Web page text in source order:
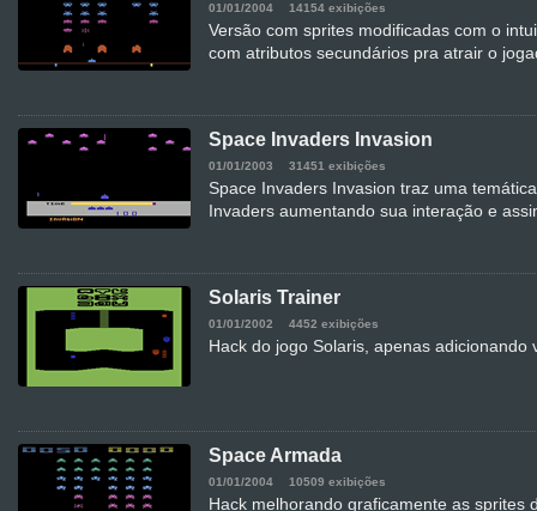
01/01/2004 14154 exibições
Versão com sprites modificadas com o
com atributos secundários pra atrair o
Space Invaders Invasion
01/01/2003 31451 exibições
Space Invaders Invasion traz uma
Invaders aumentando sua interação e
Solaris Trainer
01/01/2002 4452 exibições
Hack do jogo Solaris, apenas adicionando
Space Armada
01/01/2004 10509 exibições
Hack melhorando graficamente as sprites